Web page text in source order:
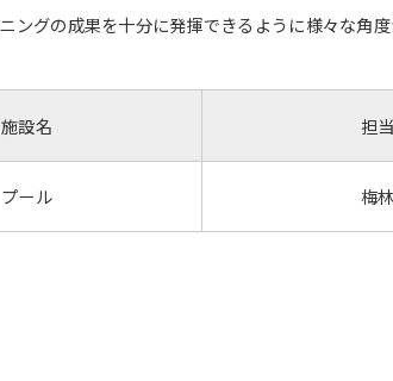
グの成果を十分に発揮できるように様々な角
施設名
プール
担当
梅林